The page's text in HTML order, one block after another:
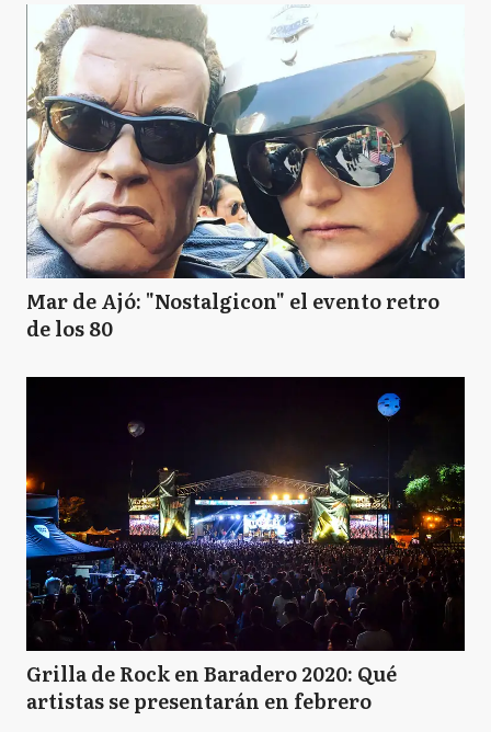
Mar de Ajó: "Nostalgicon" el evento retro
de los 80
Grilla de Rock en Baradero 2020: Qué
artistas se presentarán en febrero